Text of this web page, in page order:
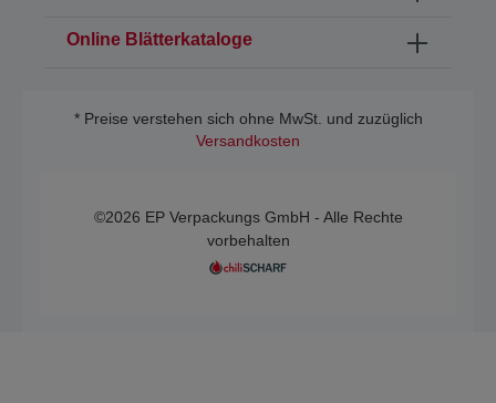
Online Blätterkataloge
* Preise verstehen sich ohne MwSt. und zuzüglich
Versandkosten
©2026 EP Verpackungs GmbH - Alle Rechte
vorbehalten